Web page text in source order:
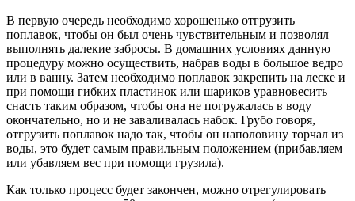
В первую очередь необходимо хорошенько отгрузить
поплавок, чтобы он был очень чувствительным и позволял
выполнять далекие забросы. В домашних условиях данную
процедуру можно осуществить, набрав воды в большое ведро
или в ванну. Затем необходимо поплавок закрепить на леске и
при помощи гибких пластинок или шариков уравновесить
снасть таким образом, чтобы она не погружалась в воду
окончательно, но и не заваливалась набок. Грубо говоря,
отгрузить поплавок надо так, чтобы он наполовину торчал из
воды, это будет самым правильным положением (прибавляем
или убавляем вес при помощи грузила).
Как только процесс будет закончен, можно отрегулировать